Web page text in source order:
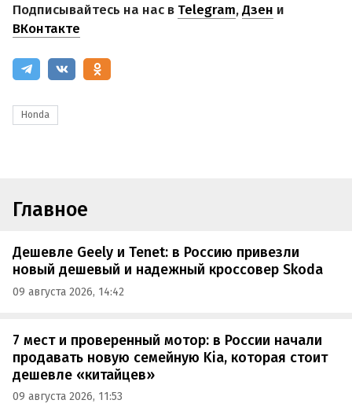
Подписывайтесь на нас в Telegram,Дзен и
ВКонтакте
Honda
Главное
Дешевле Geely и Tenet: в Россию привезли
новый дешевый и надежный кроссовер Skoda
09 августа 2026, 14:42
7 мест и проверенный мотор: в России начали
продавать новую семейную Kia, которая стоит
дешевле «китайцев»
09 августа 2026, 11:53